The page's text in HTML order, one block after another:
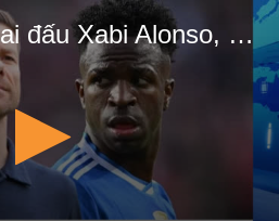
Vinicius công khai đấu Xabi Alonso, ra 2 yêu cầu gắt với Real Madrid| Sportme